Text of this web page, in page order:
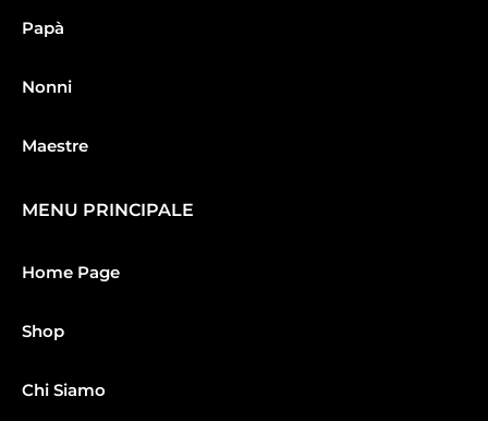
Papà
Nonni
Maestre
MENU PRINCIPALE
Home Page
Shop
Chi Siamo